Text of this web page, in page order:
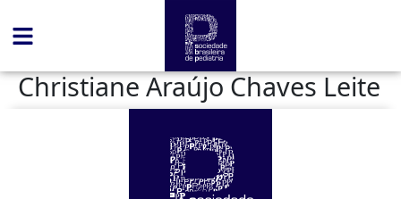
Christiane Araújo Chaves Leite